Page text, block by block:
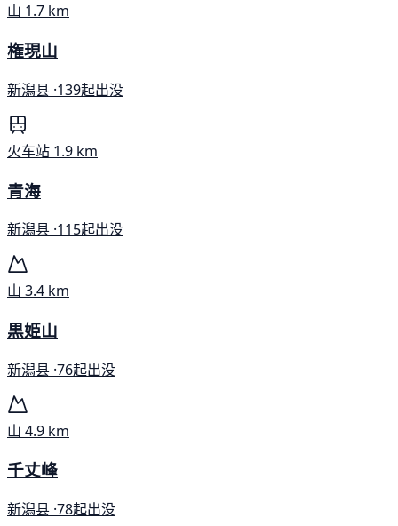
山 1.7 km
権現山
新潟县 ·139起出没
火车站 1.9 km
青海
新潟县 ·115起出没
山 3.4 km
黒姫山
新潟县 ·76起出没
山 4.9 km
千丈峰
新潟县 ·78起出没